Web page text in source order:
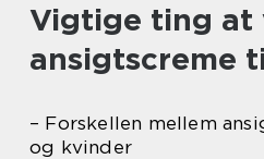
Vigtige ting at
ansigtscreme
– Forskellen mellem
og kvinder